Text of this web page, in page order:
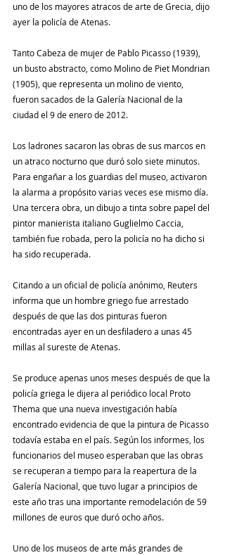
uno de los mayores atracos de arte de Grecia, dijo
ayer la policía de Atenas.
Tanto Cabeza de mujer de Pablo Picasso (1939),
un busto abstracto, como Molino de Piet Mondrian
(1905), que representa un molino de viento,
fueron sacados de la Galería Nacional de la
ciudad el 9 de enero de 2012.
Los ladrones sacaron las obras de sus marcos en
un atraco nocturno que duró solo siete minutos.
Para engañar a los guardias del museo, activaron
la alarma a propósito varias veces ese mismo día.
Una tercera obra, un dibujo a tinta sobre papel del
pintor manierista italiano Guglielmo Caccia,
también fue robada, pero la policía no ha dicho si
ha sido recuperada.
Citando a un oficial de policía anónimo, Reuters
informa que un hombre griego fue arrestado
después de que las dos pinturas fueron
encontradas ayer en un desfiladero a unas 45
millas al sureste de Atenas.
Se produce apenas unos meses después de que la
policía griega le dijera al periódico local Proto
Thema que una nueva investigación había
encontrado evidencia de que la pintura de Picasso
todavía estaba en el país. Según los informes, los
funcionarios del museo esperaban que las obras
se recuperan a tiempo para la reapertura de la
Galería Nacional, que tuvo lugar a principios de
este año tras una importante remodelación de 59
millones de euros que duró ocho años.
Uno de los museos de arte más grandes de